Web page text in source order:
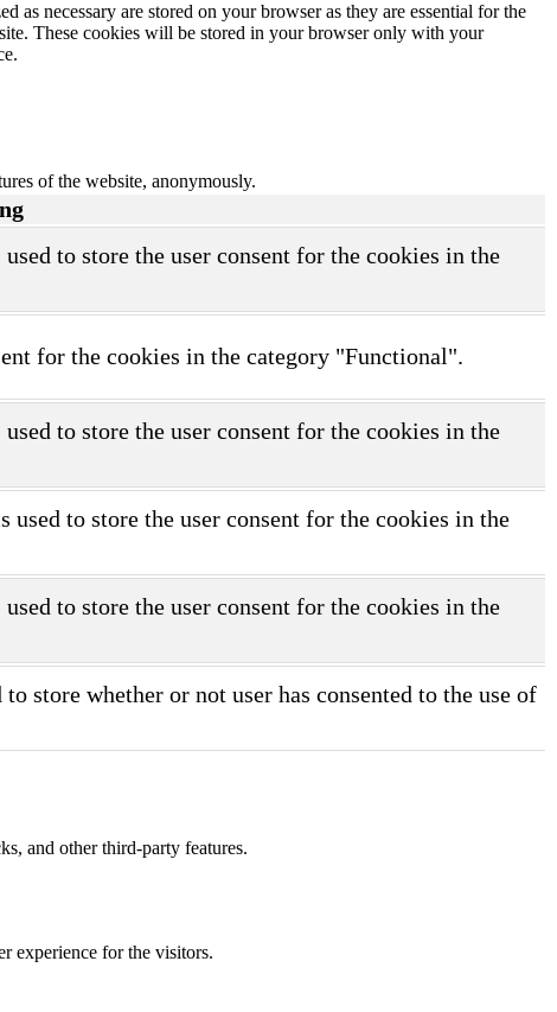
necessary are stored on your browser as they are essential for the
These cookies will be stored in your browser only with your
of the website, anonymously.
to store the user consent for the cookies in the
for the cookies in the category "Functional".
to store the user consent for the cookies in the
to store the user consent for the cookies in the
to store the user consent for the cookies in the
store whether or not user has consented to the use of
and other third-party features.
experience for the visitors.